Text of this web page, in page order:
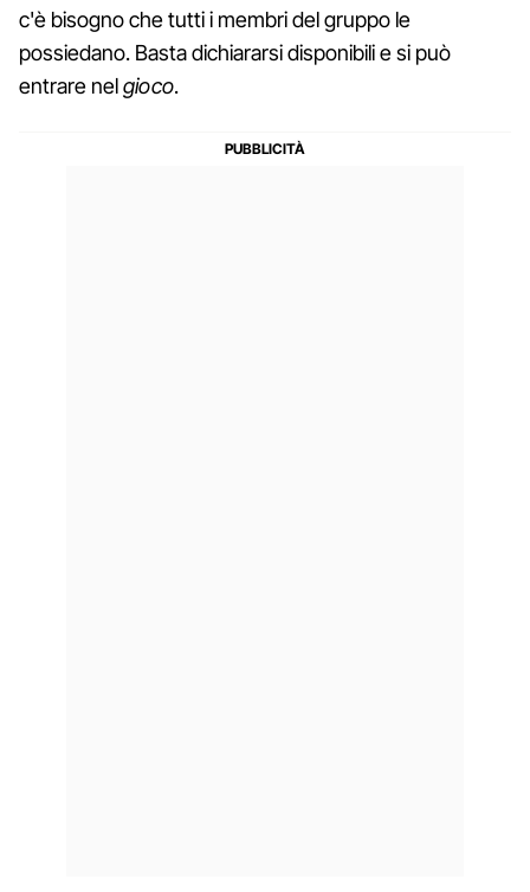
c'è bisogno che tutti i membri del gruppo le
possiedano. Basta dichiararsi disponibili e si può
entrare nelgioco.